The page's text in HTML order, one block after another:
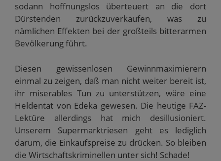
sodann hoffnungslos überteuert an die dort
Dürstenden zurückzuverkaufen, was zu
nämlichen Effekten bei der großteils bitterarmen
Bevölkerung führt.
Diesen gewissenlosen Gewinnmaximierern
einmal zu zeigen, daß man nicht weiter bereit ist,
ihr miserables Tun zu unterstützen, wäre eine
Heldentat von Edeka gewesen. Die heutige FAZ-
Lektüre allerdings hat mich desillusioniert.
Unserem Supermarktriesen geht es lediglich
darum, die Einkaufspreise zu drücken. So bleiben
die Wirtschaftskriminellen unter sich! Schade!